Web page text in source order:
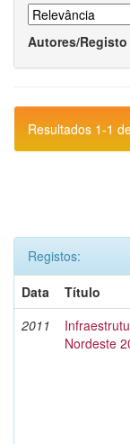
Autores/Registo
Resultados 1-1
Registos:
Data
Título
2011
Nordeste